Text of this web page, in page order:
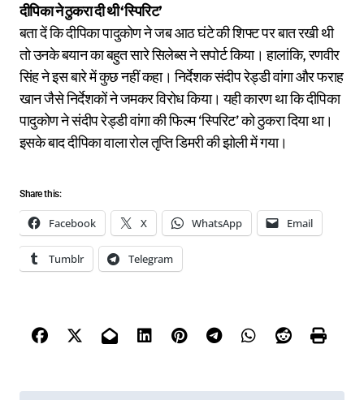
दीपिका ने ठुकरा दी थी ‘स्पिरिट’
बता दें कि दीपिका पादुकोण ने जब आठ घंटे की शिफ्ट पर बात रखी थी
तो उनके बयान का बहुत सारे सिलेब्स ने सपोर्ट किया। हालांकि, रणवीर
सिंह ने इस बारे में कुछ नहीं कहा। निर्देशक संदीप रेड्डी वांगा और फराह
खान जैसे निर्देशकों ने जमकर विरोध किया। यही कारण था कि दीपिका
पादुकोण ने संदीप रेड्डी वांगा की फिल्म ‘स्पिरिट’ को ठुकरा दिया था।
इसके बाद दीपिका वाला रोल तृप्ति डिमरी की झोली में गया।
Share this:
Facebook X WhatsApp Email
Tumblr Telegram